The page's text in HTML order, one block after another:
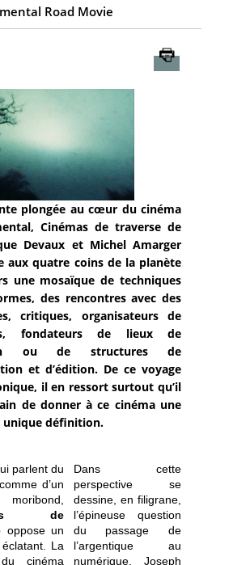
Road Movie
plongée au cœur du cinéma
Cinémas de traverse de
Devaux et Michel Amarger
aux quatre coins de la planète
une mosaïque de techniques
des rencontres avec des
critiques, organisateurs de
fondateurs de lieux de
ou de structures de
et d’édition. De ce voyage
il en ressort surtout qu’il
de donner à ce cinéma une
unique définition.
parlent du
d’un
de
oppose un
La
cinéma
Dans cette
perspective se
dessine, en filigrane,
l’épineuse question
du passage de
l’argentique au
numérique. Joseph